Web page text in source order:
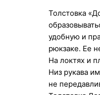
Толстовка
удобную и
рюкзаке. Ее
На локтях и
Низ рукава
не